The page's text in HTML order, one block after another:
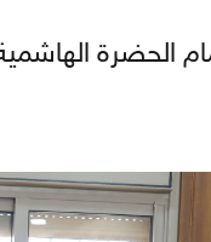
الحضرة